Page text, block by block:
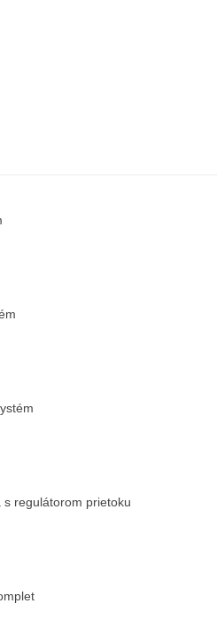
s regulátorom prietoku